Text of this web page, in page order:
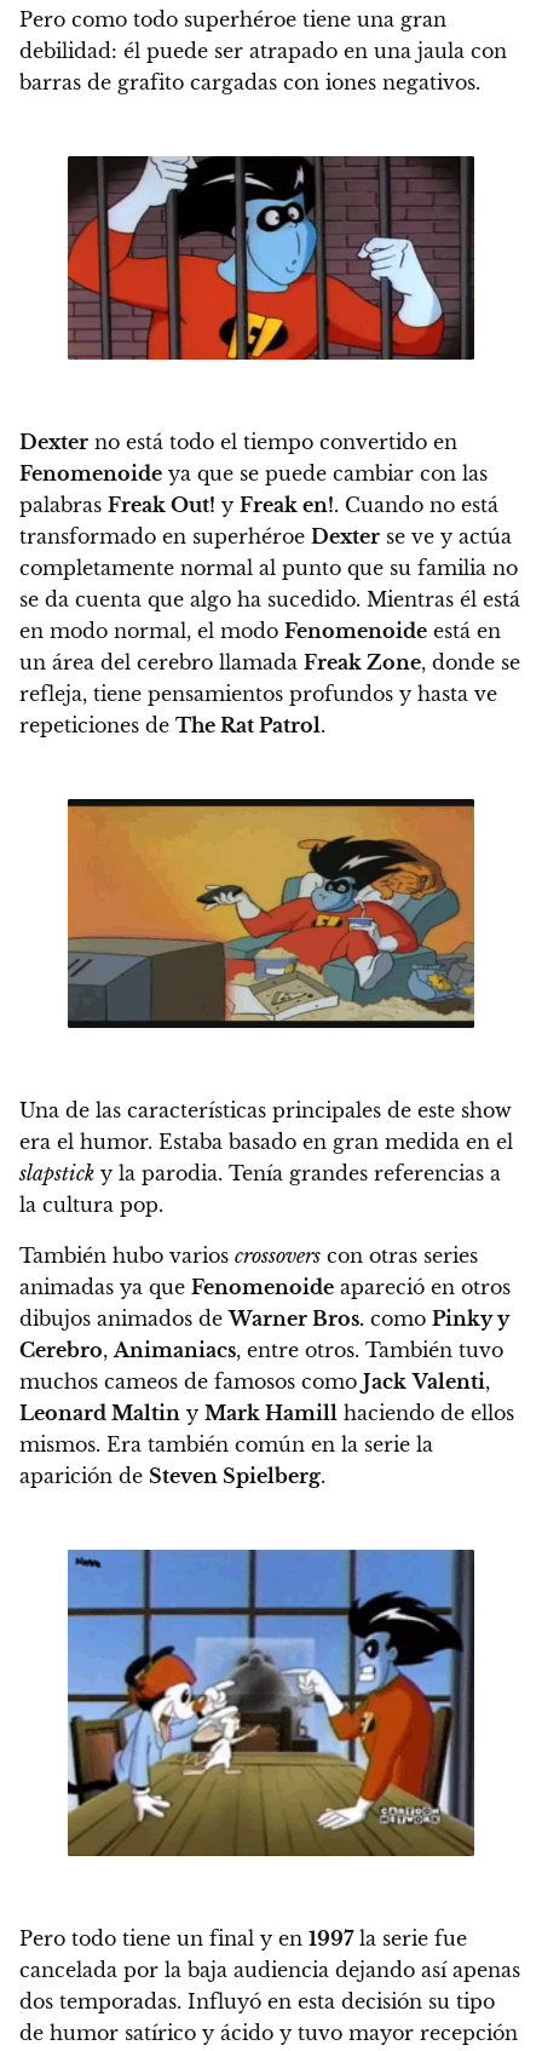
Pero como todo superhéroe tiene una gran
debilidad: él puede ser atrapado en una jaula con
barras de grafito cargadas con iones negativos.
Dexter no está todo el tiempo convertido en
Fenomenoide ya que se puede cambiar con las
palabras Freak Out! y Freak en!. Cuando no está
transformado en superhéroe Dexter se ve y actúa
completamente normal al punto que su familia no
se da cuenta que algo ha sucedido. Mientras él está
en modo normal, el modo Fenomenoide está en
un área del cerebro llamada Freak Zone, donde se
refleja, tiene pensamientos profundos y hasta ve
repeticiones de The Rat Patrol.
Una de las características principales de este show
era el humor. Estaba basado en gran medida en el
slapstick y la parodia. Tenía grandes referencias a
la cultura pop.
También hubo varios crossovers con otras series
animadas ya que Fenomenoide apareció en otros
dibujos animados deWarner Bros. como Pinky y
Cerebro,Animaniacs, entre otros. También tuvo
muchos cameos de famosos como Jack Valenti,
Leonard Maltin y Mark Hamill haciendo de ellos
mismos. Era también común en la serie la
aparición de Steven Spielberg.
Pero todo tiene un final y en 1997la serie fue
cancelada por la baja audiencia dejando así apenas
dos temporadas. Influyó en esta decisión su tipo
de humor satírico y ácido y tuvo mayor recepción